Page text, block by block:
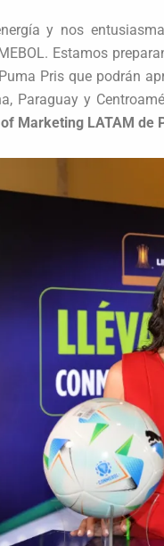
y nos
Estamos
Pris que podrán
Paraguay y
Marketing LATAM de